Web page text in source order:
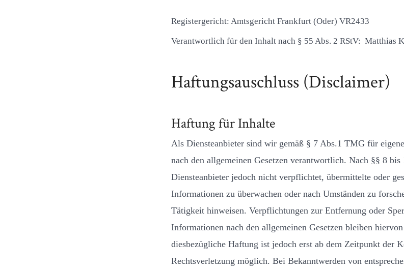
Registergericht: Amtsgericht Frankfurt (Oder) VR2433
Verantwortlich für den Inhalt nach § 55 Abs. 2 RStV: Matthias
Haftungsauschluss (Disclaimer)
Haftung für Inhalte
Als Diensteanbieter sind wir gemäß § 7 Abs.1 TMG für
nach den allgemeinen Gesetzen verantwortlich. Nach §§ 8
Diensteanbieter jedoch nicht verpflichtet, übermittelte oder
Informationen zu überwachen oder nach Umständen zu
Tätigkeit hinweisen. Verpflichtungen zur Entfernung oder
Informationen nach den allgemeinen Gesetzen bleiben
diesbezügliche Haftung ist jedoch erst ab dem Zeitpunkt der
Rechtsverletzung möglich. Bei Bekanntwerden von